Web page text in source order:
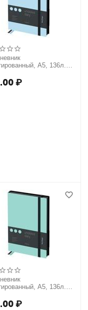
А5, 136л.,
аквамарин, с
₽
А5, 136л.,
мятный, с резинкой
₽